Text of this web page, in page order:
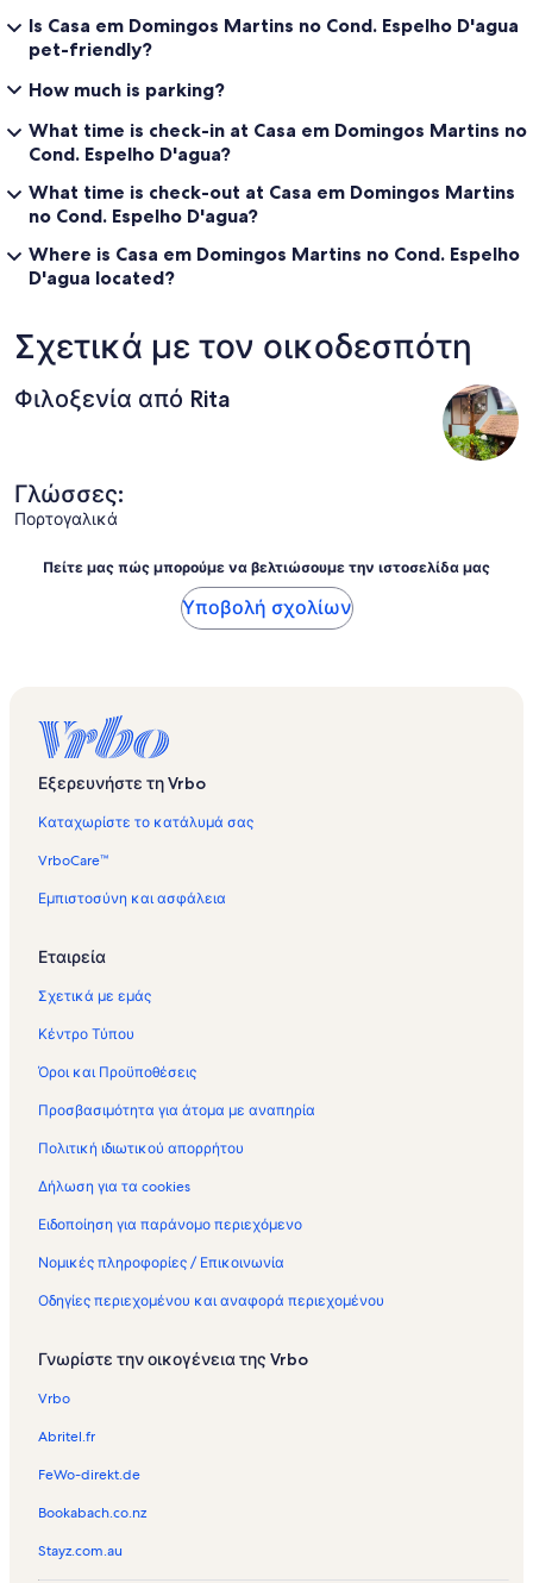
Is Casa em Domingos Martins no Cond. Espelho D'agua
pet-friendly?
How much is parking?
What time is check-in at Casa em Domingos Martins no
Cond. Espelho D'agua?
What time is check-out at Casa em Domingos Martins
no Cond. Espelho D'agua?
Where is Casa em Domingos Martins no Cond. Espelho
D'agua located?
Σχετικά με τον οικοδεσπότη
Φιλοξενία από Rita
Γλώσσες:
Πορτογαλικά
Πείτε μας πώς μπορούμε να βελτιώσουμε την ιστοσελίδα μας
Υποβολή σχολίων
Εξερευνήστε τη Vrbo
Καταχωρίστε το κατάλυμά σας
VrboCare™
Εμπιστοσύνη και ασφάλεια
Εταιρεία
Σχετικά με εμάς
Κέντρο Τύπου
Όροι και Προϋποθέσεις
Προσβασιμότητα για άτομα με αναπηρία
Πολιτική ιδιωτικού απορρήτου
Δήλωση για τα cookies
Ειδοποίηση για παράνομο περιεχόμενο
Νομικές πληροφορίες / Επικοινωνία
Οδηγίες περιεχομένου και αναφορά περιεχομένου
Γνωρίστε την οικογένεια της Vrbo
Vrbo
Abritel.fr
FeWo-direkt.de
Bookabach.co.nz
Stayz.com.au